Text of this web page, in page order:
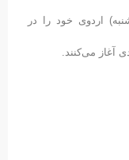
اردوی خود را در